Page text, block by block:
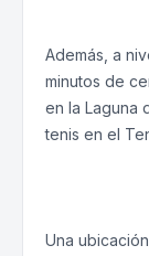
Además, a
minutos de
en la Laguna
tenis en el
Una